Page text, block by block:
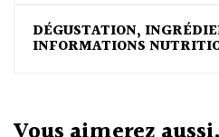
DÉGUSTATION,
INFORMATIONS